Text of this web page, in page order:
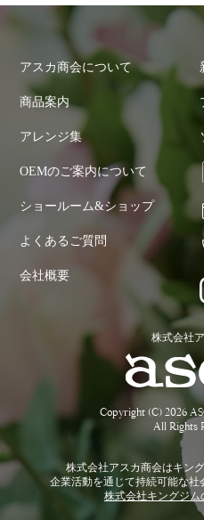
アスカ商会について
商品案内
アレンジ集
OEMのご案内について
ショールーム&ショップ
よくあるご質問
会社概要
株式会社
Copyright (C) 2026
All Rights
株式会社アスカ商会はキン
企業活動を通じて持続可能な
株式会社キングジ